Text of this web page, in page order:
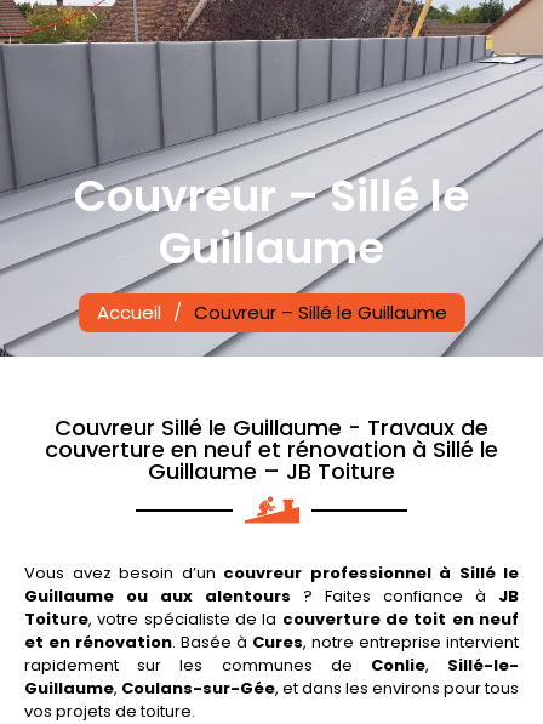
JB Toiture
Charpentier Couvreur à Cures
Couvreur – Sillé le
Guillaume
Accueil / Couvreur – Sillé le Guillaume
Couvreur Sillé le Guillaume - Travaux de
couverture en neuf et rénovation à Sillé le
Guillaume – JB Toiture
Vous avez besoin d’un couvreur professionnel à Sillé le
Guillaume ou aux alentours ? Faites confiance à JB
Toiture, votre spécialiste de la couverture de toit en neuf
et en rénovation. Basée à Cures, notre entreprise intervient
rapidement sur les communes de Conlie, Sillé-le-
Guillaume, Coulans-sur-Gée, et dans les environs pour tous
vos projets de toiture.